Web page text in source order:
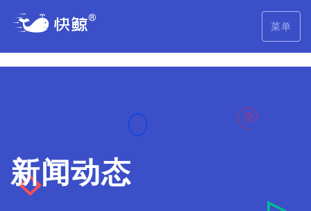
菜单
新闻动态